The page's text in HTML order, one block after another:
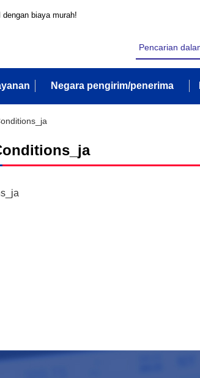
biaya murah!
Negara pengirim/penerima